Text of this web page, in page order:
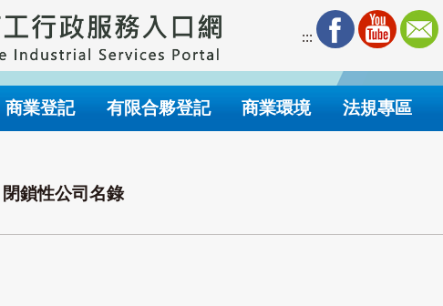
:::
商業登記 有限合夥登記 商業環境 法規專區
閉鎖性公司名錄